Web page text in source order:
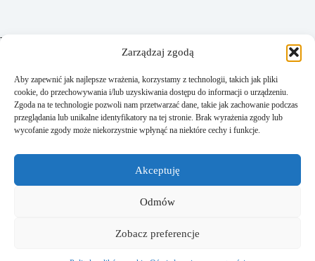
Zarządzaj zgodą
Aby zapewnić jak najlepsze wrażenia, korzystamy z technologii, takich jak pliki
cookie, do przechowywania i/lub uzyskiwania dostępu do informacji o urządzeniu.
Zgoda na te technologie pozwoli nam przetwarzać dane, takie jak zachowanie podczas
przeglądania lub unikalne identyfikatory na tej stronie. Brak wyrażenia zgody lub
wycofanie zgody może niekorzystnie wpłynąć na niektóre cechy i funkcje.
Akceptuję
Odmów
Zobacz preferencje
Pomoc
Jak kupować?
Częste pytania
Polityka prywatności